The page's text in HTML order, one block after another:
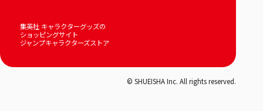
集英社 キャラクターグッズの
ショッピングサイト
ジャンプキャラクターズストア
© SHUEISHA Inc. All rights reserved.